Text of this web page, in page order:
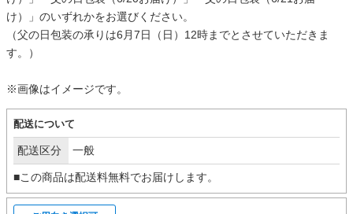
け）」のいずれかをお選びください。
（父の日包装の承りは6月7日（日）12時までとさせていただきま
す。）
※画像はイメージです。
配送について
配送区分 一般
■この商品は配送料無料でお届けします。